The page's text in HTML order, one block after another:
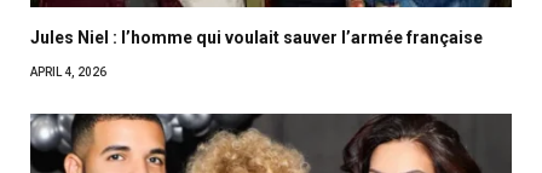
Jules Niel : l’homme qui voulait sauver l’armée française
APRIL 4, 2026